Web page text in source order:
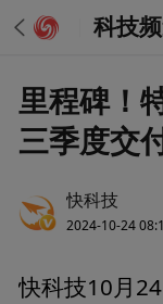
科技
里程碑！
三季度交
快科技
2024-10-24
快科技10月